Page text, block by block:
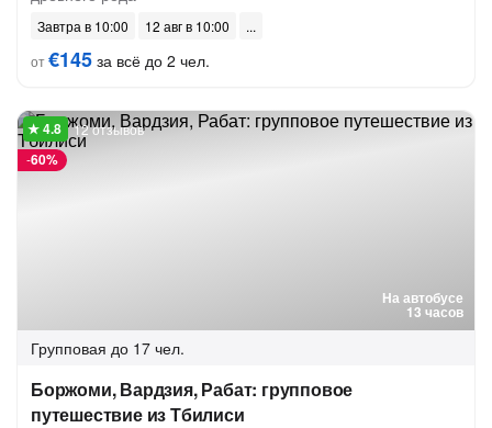
Завтра в 10:00
12 авг в 10:00
от€145 за всё до 2 чел.
На автобусе
13 часов
-60%
12 отзывов
Групповая до 17 чел.
Боржоми, Вардзия, Рабат: групповое
путешествие из Тбилиси